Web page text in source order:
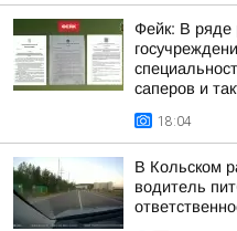
Фейк: В ряде
саперов и
18:04
В Кольском
водитель